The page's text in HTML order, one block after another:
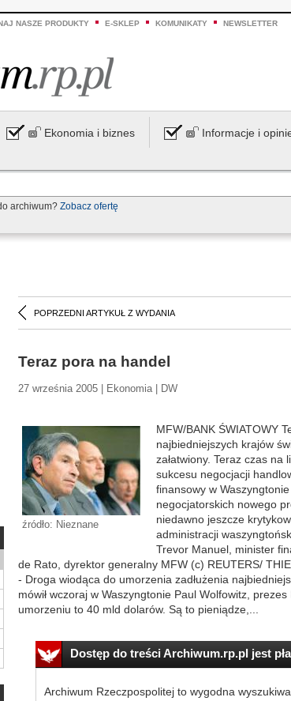
NASZE PRODUKTY E-SKLEP KOMUNIKATY NEWSLETTER
Ekonomia i biznes Informacje i
archiwum? Zobacz ofertę
POPRZEDNI ARTYKUŁ Z WYDANIA
Teraz pora na handel
27 września 2005 | Ekonomia | DW
źródło: Nieznane
MFW/BANK ŚWIATOWY
najbiedniejszych krajów
załatwiony. Teraz czas
sukcesu negocjacji
finansowy w
negocjatorskich nowego
niedawno jeszcze
administracji
Trevor Manuel, minister
de Rato, dyrektor generalny MFW (c) REUTERS/
- Droga wiodąca do umorzenia zadłużenia
mówił wczoraj w Waszyngtonie Paul Wolfowitz,
umorzeniu to 40 mld dolarów. Są to pieniądze,...
Dostęp do treści Archiwum.rp.pl jest
Archiwum Rzeczpospolitej to wygodna